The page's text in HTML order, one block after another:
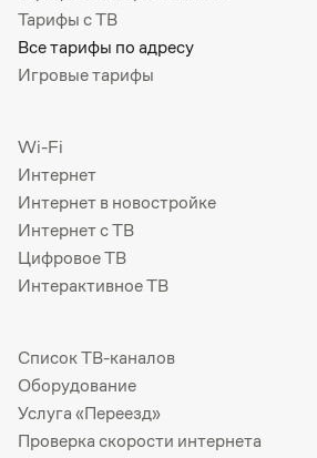
Тарифы с ТВ
Все тарифы по адресу
Игровые тарифы
Wi-Fi
Интернет
Интернет в новостройке
Интернет с ТВ
Цифровое ТВ
Интерактивное ТВ
Список ТВ-каналов
Оборудование
Услуга «Переезд»
Проверка скорости интернета